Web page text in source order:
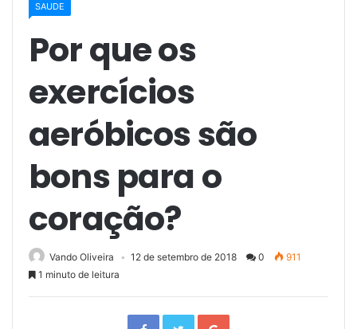
SAUDE
Por que os
exercícios
aeróbicos são
bons para o
coração?
Vando Oliveira 12 de setembro de 2018 0
911
1 minuto de leitura
F T